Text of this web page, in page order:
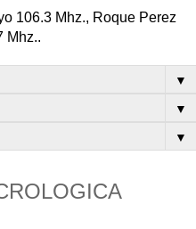
106.3 Mhz., Roque Perez
Mhz..
▼
▼
▼